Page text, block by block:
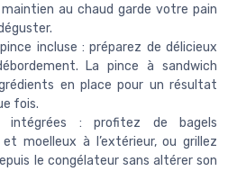
au chaud garde votre pain
incluse : préparez de délicieux
La pince à sandwich
en place pour un résultat
fois.
intégrées : profitez de bagels
moelleux à l’extérieur, ou grillez
le congélateur sans altérer son